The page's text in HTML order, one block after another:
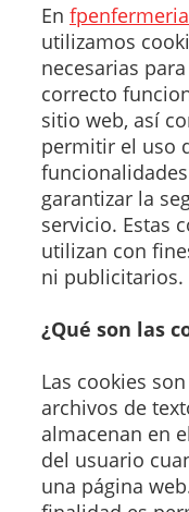
En
utilizamos
necesarias
correcto
sitio web, así
permitir el uso
garantizar la
servicio. Estas
utilizan con
ni publicitarios.
¿Qué son las
Las cookies
archivos de
almacenan en
del usuario
una página